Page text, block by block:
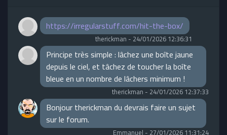
https://irregularstuff.com/hit-the-box/
therickman - 24/01/2026 12:36:31
Principe très simple : lâchez une boîte jaune
depuis le ciel, et tâchez de toucher la boîte
bleue en un nombre de lâchers minimum !
therickman - 24/01/2026 12:37:33
Bonjour therickman du devrais faire un sujet
sur le forum.
Emmanuel - 27/01/2026 11:31:24